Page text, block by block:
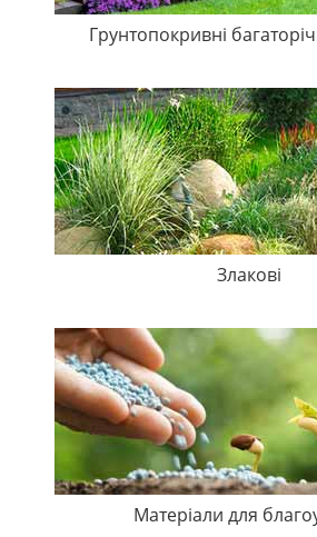
Грунтопокривні
Злакові
Матеріали для